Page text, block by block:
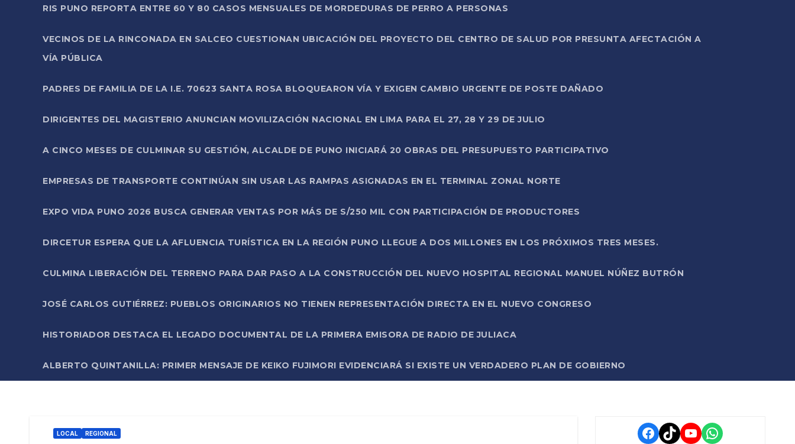
RIS PUNO REPORTA ENTRE 60 Y 80 CASOS MENSUALES DE MORDEDURAS DE PERRO A PERSONAS
VECINOS DE LA RINCONADA EN SALCEO CUESTIONAN UBICACIÓN DEL PROYECTO DEL CENTRO DE SALUD POR PRESUNTA AFECTACIÓN A
VÍA PÚBLICA
PADRES DE FAMILIA DE LA I.E. 70623 SANTA ROSA BLOQUEARON VÍA Y EXIGEN CAMBIO URGENTE DE POSTE DAÑADO
DIRIGENTES DEL MAGISTERIO ANUNCIAN MOVILIZACIÓN NACIONAL EN LIMA PARA EL 27, 28 Y 29 DE JULIO
A CINCO MESES DE CULMINAR SU GESTIÓN, ALCALDE DE PUNO INICIARÁ 20 OBRAS DEL PRESUPUESTO PARTICIPATIVO
EMPRESAS DE TRANSPORTE CONTINÚAN SIN USAR LAS RAMPAS ASIGNADAS EN EL TERMINAL ZONAL NORTE
EXPO VIDA PUNO 2026 BUSCA GENERAR VENTAS POR MÁS DE S/250 MIL CON PARTICIPACIÓN DE PRODUCTORES
DIRCETUR ESPERA QUE LA AFLUENCIA TURÍSTICA EN LA REGIÓN PUNO LLEGUE A DOS MILLONES EN LOS PRÓXIMOS TRES MESES.
CULMINA LIBERACIÓN DEL TERRENO PARA DAR PASO A LA CONSTRUCCIÓN DEL NUEVO HOSPITAL REGIONAL MANUEL NÚÑEZ BUTRÓN
JOSÉ CARLOS GUTIÉRREZ: PUEBLOS ORIGINARIOS NO TIENEN REPRESENTACIÓN DIRECTA EN EL NUEVO CONGRESO
HISTORIADOR DESTACA EL LEGADO DOCUMENTAL DE LA PRIMERA EMISORA DE RADIO DE JULIACA
ALBERTO QUINTANILLA: PRIMER MENSAJE DE KEIKO FUJIMORI EVIDENCIARÁ SI EXISTE UN VERDADERO PLAN DE GOBIERNO
LOCAL REGIONAL Facebook
TikTokYouTube
WhatsApp